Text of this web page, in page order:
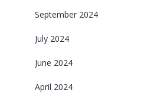
September 2024
July 2024
June 2024
April 2024